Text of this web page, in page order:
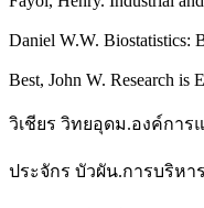
Daniel W.W. Biostatistics:
Best, John W. Research is
วิเชียร วิทยอุดม.องค์การ
ประจักร บัวผัน.การบริห